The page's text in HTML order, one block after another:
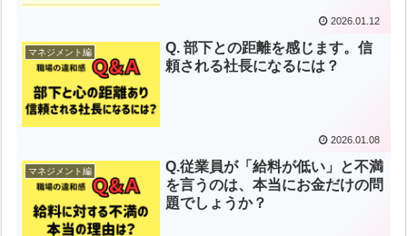
2026.01.12
マネジメント編
Q. 部下との距離を感じます。信
頼される社長になるには？
2026.01.08
マネジメント編
Q.従業員が「給料が低い」と不満
を言うのは、本当にお金だけの問
題でしょうか？